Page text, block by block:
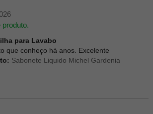
produto.
para Lavabo
que conheço há anos. Excelente
Sabonete Liquido Michel Gardenia